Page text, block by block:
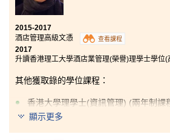
2015-2017
酒店管理高級文憑
查看課程
2017
升讀香港理工大學酒店業管理(榮譽)理學士學位(
其他獲取錄的學位課程：
香港大學理學士(資訊管理) (兩年制課
香港浸會大學工商管理學士
顯示更多